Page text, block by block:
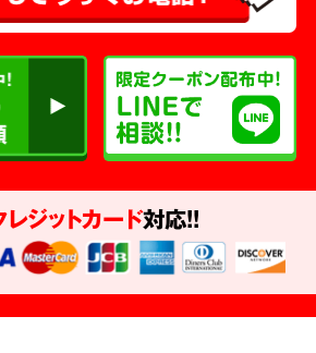
レジットカード対応!!